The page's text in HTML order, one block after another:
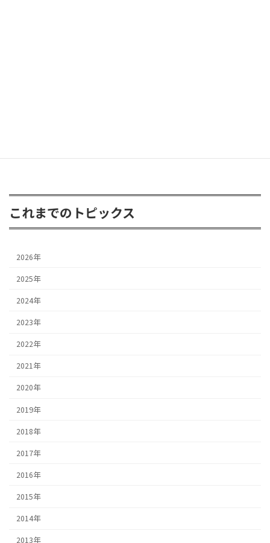
これまでのトピックス
2026年
2025年
2024年
2023年
2022年
2021年
2020年
2019年
2018年
2017年
2016年
2015年
2014年
2013年